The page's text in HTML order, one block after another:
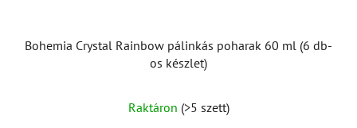
Bohemia Crystal Rainbow pálinkás poharak 60 ml (6 db-
os készlet)
Raktáron (>5 szett)